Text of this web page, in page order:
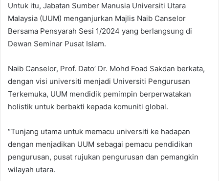
Untuk itu, Jabatan Sumber Manusia Universiti Utara
Malaysia (UUM) menganjurkan Majlis Naib Canselor
Bersama Pensyarah Sesi 1/2024 yang berlangsung di
Dewan Seminar Pusat Islam.
Naib Canselor, Prof. Dato’ Dr. Mohd Foad Sakdan berkata,
dengan visi universiti menjadi Universiti Pengurusan
Terkemuka, UUM mendidik pemimpin berperwatakan
holistik untuk berbakti kepada komuniti global.
“Tunjang utama untuk memacu universiti ke hadapan
dengan menjadikan UUM sebagai pemacu pendidikan
pengurusan, pusat rujukan pengurusan dan pemangkin
wilayah utara.